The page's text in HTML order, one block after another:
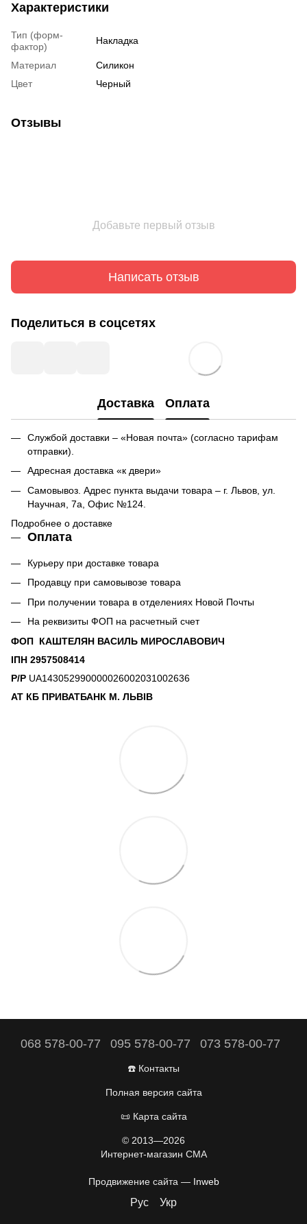
Характеристики
Тип (форм-
фактор)
Накладка
Материал
Силикон
Цвет
Черный
Отзывы
Добавьте первый отзыв
Написать отзыв
Поделиться в соцсетях
Доставка Оплата
Службой доставки – «Новая почта» (согласно тарифам
отправки).
Адресная доставка «к двери»
Самовывоз. Адрес пункта выдачи товара – г. Львов, ул.
Научная, 7а, Офис №124.
Подробнее о доставке
Оплата
Курьеру при доставке товара
Продавцу при самовывозе товара
При получении товара в отделениях Новой Почты
На реквизиты ФОП на расчетный счет
ФОП КАШТЕЛЯН ВАСИЛЬ МИРОСЛАВОВИЧ
ІПН 2957508414
Р/Р UA143052990000026002031002636
АТ КБ ПРИВАТБАНК М. ЛЬВІВ
068 578-00-77 095 578-00-77 073 578-00-77
☎️ Контакты
Полная версия сайта
📜 Карта сайта
© 2013—2026
Интернет-магазин CMA
Продвижение сайта — Inweb
Рус Укр